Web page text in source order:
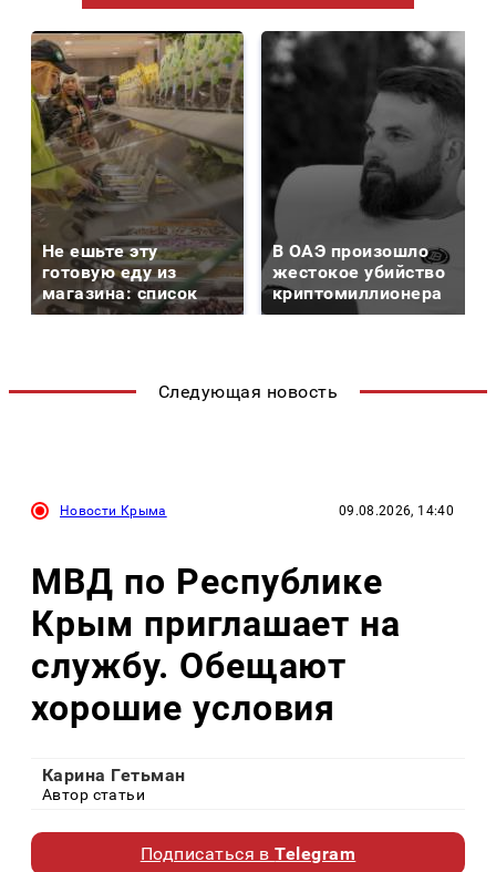
Не ешьте эту
готовую еду из
магазина: список
В ОАЭ произошло
жестокое убийство
криптомиллионера
Следующая новость
Новости Крыма 09.08.2026, 14:40
МВД по Республике
Крым приглашает на
службу. Обещают
хорошие условия
Карина Гетьман
Автор статьи
Подписаться вTelegram